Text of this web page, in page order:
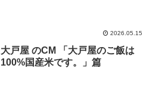
2026.05.15
大戸屋 のCM 「大戸屋のご飯は
100%国産米です。」篇